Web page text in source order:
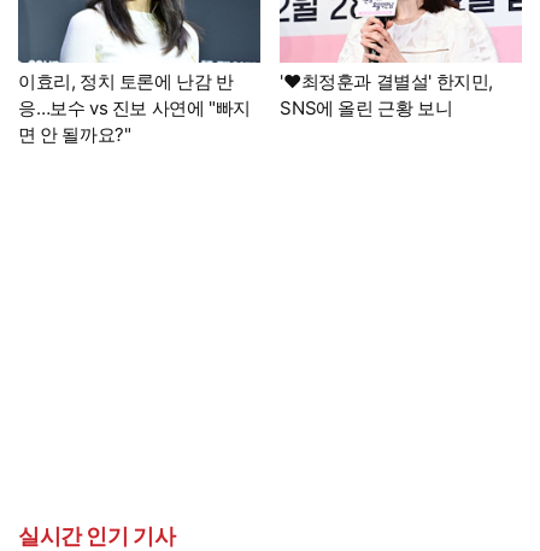
이효리, 정치 토론에 난감 반
응…보수 vs 진보 사연에 "빠지
면 안 될까요?"
'♥최정훈과 결별설' 한지민,
SNS에 올린 근황 보니
실시간 인기 기사